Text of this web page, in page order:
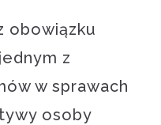
obowiązku
z
w sprawach
osoby